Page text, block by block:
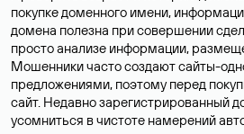
покупке доменного имени,
домена полезна при совершении
просто анализе информации,
Мошенники часто создают сайты-
предложениями, поэтому перед
сайт. Недавно зарегистрированный
усомниться в чистоте намерений